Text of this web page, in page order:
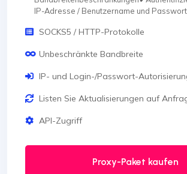
IP-Adresse / Benutzername und Passwort
SOCKS5 / HTTP-Protokolle
Unbeschränkte Bandbreite
IP- und Login-/Passwort-
Listen Sie Aktualisierungen auf
API-Zugriff
Proxy-Paket kaufen